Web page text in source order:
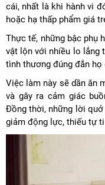
cái, nhất là khi hành vi
hoặc hạ thấp phẩm giá
Thực tế, những bậc phụ
vật lộn với nhiều lo lắng
tình thương đúng đắn họ
Việc làm này sẽ dần ăn
và gây ra cảm giác
Đồng thời, những lời
giảm động lực, thiếu tự